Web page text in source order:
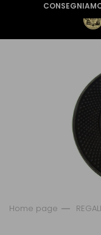
Home page REGALI